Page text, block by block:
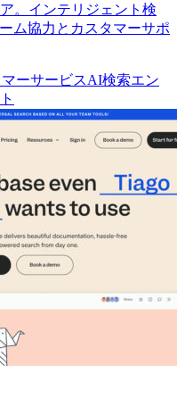
。インテリジェント検
ム協力とカスタマーサポ
ーサービスAI検索エン